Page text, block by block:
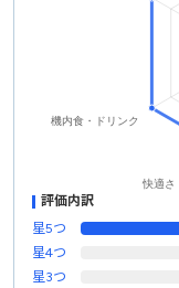
評価内訳
星5つ
星4つ
星3つ